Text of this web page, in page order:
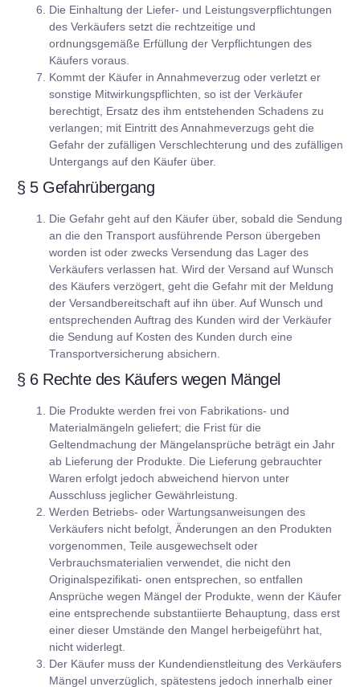
Die Einhaltung der Liefer- und Leistungsverpflichtungen
des Verkäufers setzt die rechtzeitige und
ordnungsgemäße Erfüllung der Verpflichtungen des
Käufers voraus.
Kommt der Käufer in Annahmeverzug oder verletzt er
sonstige Mitwirkungspflichten, so ist der Verkäufer
berechtigt, Ersatz des ihm entstehenden Schadens zu
verlangen; mit Eintritt des Annahmeverzugs geht die
Gefahr der zufälligen Verschlechterung und des zufälligen
Untergangs auf den Käufer über.
§ 5 Gefahrübergang
Die Gefahr geht auf den Käufer über, sobald die Sendung
an die den Transport ausführende Person übergeben
worden ist oder zwecks Versendung das Lager des
Verkäufers verlassen hat. Wird der Versand auf Wunsch
des Käufers verzögert, geht die Gefahr mit der Meldung
der Versandbereitschaft auf ihn über. Auf Wunsch und
entsprechenden Auftrag des Kunden wird der Verkäufer
die Sendung auf Kosten des Kunden durch eine
Transportversicherung absichern.
§ 6 Rechte des Käufers wegen Mängel
Die Produkte werden frei von Fabrikations- und
Materialmängeln geliefert; die Frist für die
Geltendmachung der Mängelansprüche beträgt ein Jahr
ab Lieferung der Produkte. Die Lieferung gebrauchter
Waren erfolgt jedoch abweichend hiervon unter
Ausschluss jeglicher Gewährleistung.
Werden Betriebs- oder Wartungsanweisungen des
Verkäufers nicht befolgt, Änderungen an den Produkten
vorgenommen, Teile ausgewechselt oder
Verbrauchsmaterialien verwendet, die nicht den
Originalspezifikati- onen entsprechen, so entfallen
Ansprüche wegen Mängel der Produkte, wenn der Käufer
eine entsprechende substantiierte Behauptung, dass erst
einer dieser Umstände den Mangel herbeigeführt hat,
nicht widerlegt.
Der Käufer muss der Kundendienstleitung des Verkäufers
Mängel unverzüglich, spätestens jedoch innerhalb einer